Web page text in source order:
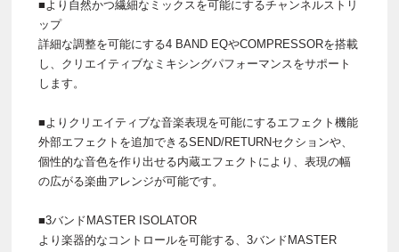
■より自然かつ繊細なミックスを可能にするチャンネルストリ
ップ
詳細な調整を可能にする4 BAND EQやCOMPRESSORを搭載
し、クリエイティブなミキシングパフォーマンスをサポート
します。
■よりクリエイティブな音楽表現を可能にするエフェクト機能
外部エフェクトを追加できるSEND/RETURNセクションや、
個性的な音色を作り出せる内蔵エフェクトにより、表現の幅
の広がる楽曲アレンジが可能です。
■3バンドMASTER ISOLATOR
より楽器的なコントロールを可能する、3バンドMASTER